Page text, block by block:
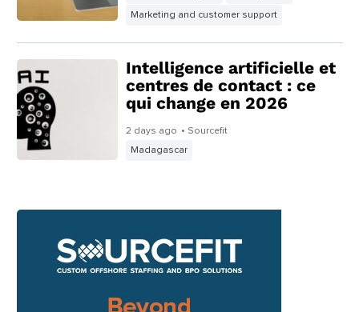
Marketing and customer support
Intelligence artificielle et
centres de contact : ce
qui change en 2026
2 days ago • Sourcefit
Madagascar